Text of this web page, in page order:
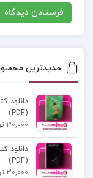
فصل سوم:
عمادی PDF
کتاب عروض و
پی دی اف
جدیدترین
دانلود
(PDF)
30,000 تومان
دانلود
(PDF)
30,000 تومان